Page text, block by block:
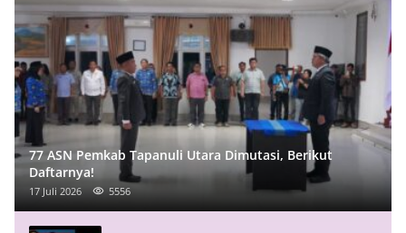
77 ASN Pemkab Tapanuli Utara Dimutasi, Berikut
Daftarnya!
17 Juli 2026 5556